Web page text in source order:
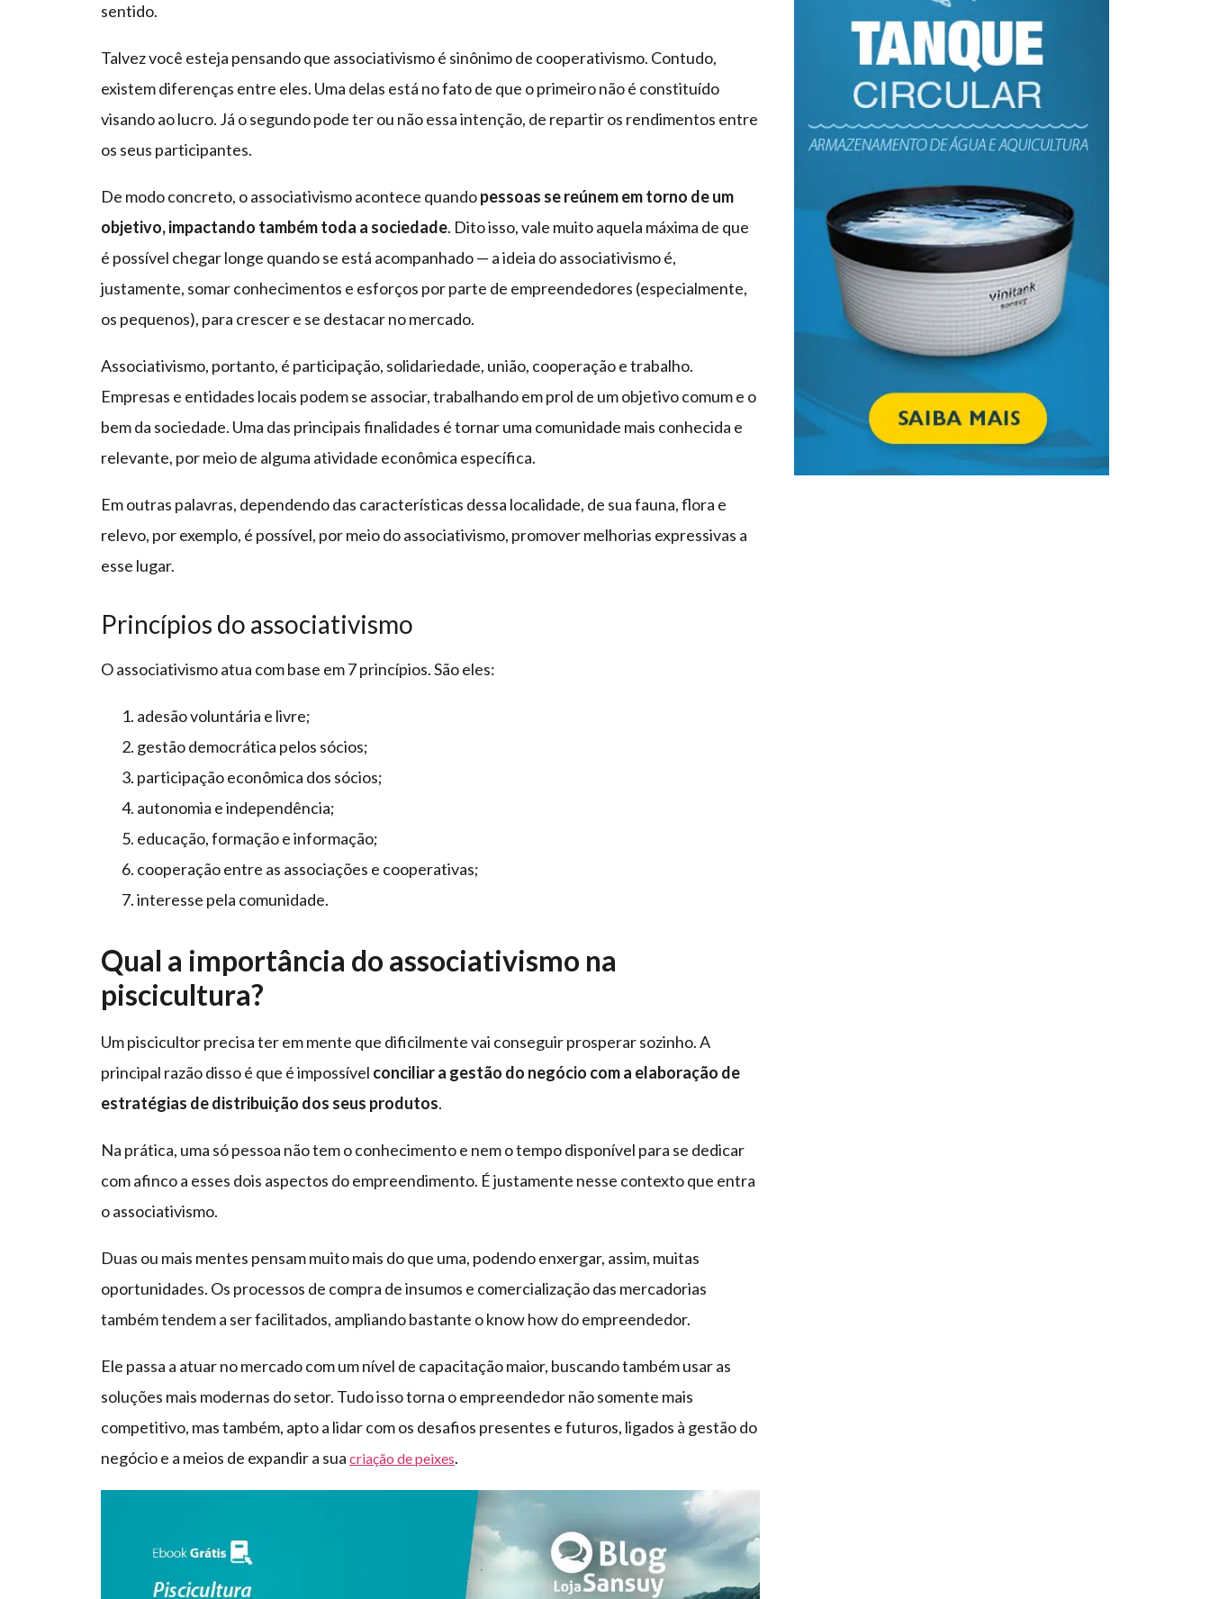
sentido.
Talvez você esteja pensando que associativismo é sinônimo de cooperativismo. Contudo,
existem diferenças entre eles. Uma delas está no fato de que o primeiro não é constituído
visando ao lucro. Já o segundo pode ter ou não essa intenção, de repartir os rendimentos entre
os seus participantes.
De modo concreto, o associativismo acontece quandopessoas se reúnem em torno de um
objetivo, impactando também toda a sociedade. Dito isso, vale muito aquela máxima de que
é possível chegar longe quando se está acompanhado — a ideia do associativismo é,
justamente, somar conhecimentos e esforços por parte de empreendedores (especialmente,
os pequenos), para crescer e se destacar no mercado.
Associativismo, portanto, é participação, solidariedade, união, cooperação e trabalho.
Empresas e entidades locais podem se associar, trabalhando em prol de um objetivo comum e o
bem da sociedade. Uma das principais finalidades é tornar uma comunidade mais conhecida e
relevante, por meio de alguma atividade econômica específica.
Em outras palavras, dependendo das características dessa localidade, de sua fauna, flora e
relevo, por exemplo, é possível, por meio do associativismo, promover melhorias expressivas a
esse lugar.
Princípios do associativismo
O associativismo atua com base em 7 princípios. São eles:
adesão voluntária e livre;
gestão democrática pelos sócios;
participação econômica dos sócios;
autonomia e independência;
educação, formação e informação;
cooperação entre as associações e cooperativas;
interesse pela comunidade.
Qual a importância do associativismo na
piscicultura?
Um piscicultor precisa ter em mente que dificilmente vai conseguir prosperar sozinho. A
principal razão disso é que é impossível conciliar a gestão do negócio com a elaboração de
estratégias de distribuição dos seus produtos.
Na prática, uma só pessoa não tem o conhecimento e nem o tempo disponível para se dedicar
com afinco a esses dois aspectos do empreendimento. É justamente nesse contexto que entra
o associativismo.
Duas ou mais mentes pensam muito mais do que uma, podendo enxergar, assim, muitas
oportunidades. Os processos de compra de insumos e comercialização das mercadorias
também tendem a ser facilitados, ampliando bastante o know how do empreendedor.
Ele passa a atuar no mercado com um nível de capacitação maior, buscando também usar as
soluções mais modernas do setor. Tudo isso torna o empreendedor não somente mais
competitivo, mas também, apto a lidar com os desafios presentes e futuros, ligados à gestão do
negócio e a meios de expandir a sua criação de peixes.